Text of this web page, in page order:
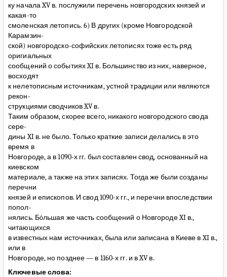
ку начала XV в. послужили перечень новгородских князей и
какая-то
смоленская летопись. 6) В других (кроме Новгородской
Карамзин-
ской) новгородско-софийских летописях тоже есть ряд
оригиальных
сообщений о событиях XI в. Большинство из них, наверное,
восходят
к нелетописным источникам, устной традиции или являются
рекон-
струкциями сводчиков XV в.
Таким образом, скорее всего, никакого новгородского свода
сере-
дины XI в. не было. Только краткие записи делались в это
время в
Новгороде, а в 1090-х гг. был составлен свод, основанный на
киевском
материале, а также на этих записях. Тогда же были созданы
перечни
князей и епископов. И свод 1090-х гг., и перечни впоследствии
попол-
нялись. Бóльшая же часть сообщений о Новгороде XI в.,
читающихся
в известных нам источниках, была или записана в Киеве в XI в.,
или в
Новгороде, но позднее — в 1160-х гг. и в XV в.
Ключевые слова: